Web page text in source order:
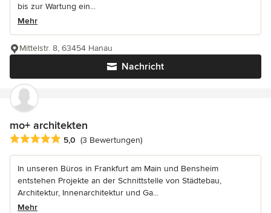
bis zur Wartung ein...
Mehr
Nachricht
Mittelstr. 8, 63454 Hanau
mo+ architekten
Durchschnittliche Bewertung: 5 von 5 Sternen
5,0 (3 Bewertungen)
In unseren Büros in Frankfurt am Main und Bensheim
entstehen Projekte an der Schnittstelle von Städtebau,
Architektur, Innenarchitektur und Ga...
Mehr